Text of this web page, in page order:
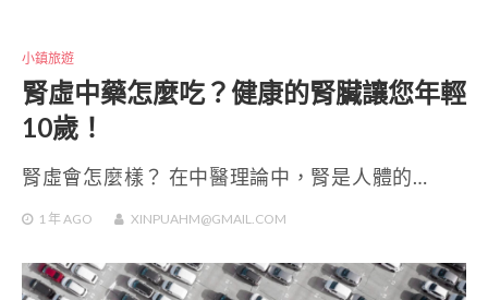
小鎮旅遊
腎虛中藥怎麼吃？健康的腎臟讓您年輕
10歲！
腎虛會怎麼樣？ 在中醫理論中，腎是人體的…
1 年 AGO XINPUAHM@GMAIL.COM